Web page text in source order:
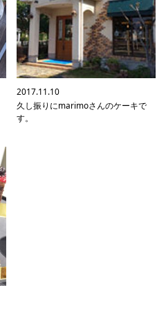
2017.11.10
久し振りにmarimoさんのケーキで
す。